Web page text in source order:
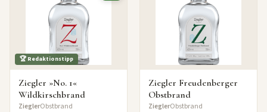
🏆 Redaktionstipp
Ziegler »No. 1«
Wildkirschbrand
ZieglerObstbrand
Ziegler Freudenberger
Obstbrand
ZieglerObstbrand